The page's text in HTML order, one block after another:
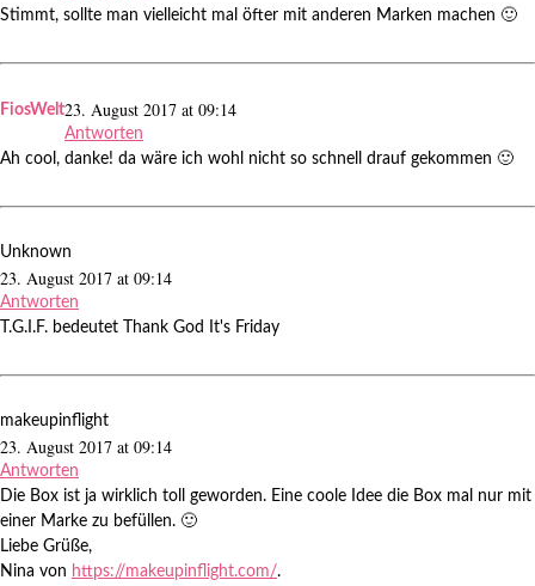
Stimmt, sollte man vielleicht mal öfter mit anderen Marken machen 🙂
FiosWelt23. August 2017 at 09:14
Antworten
Ah cool, danke! da wäre ich wohl nicht so schnell drauf gekommen 🙂
Unknown
23. August 2017 at 09:14
Antworten
T.G.I.F. bedeutet Thank God It's Friday
makeupinflight
23. August 2017 at 09:14
Antworten
Die Box ist ja wirklich toll geworden. Eine coole Idee die Box mal nur mit
einer Marke zu befüllen. 🙂
Liebe Grüße,
Nina von https://makeupinflight.com/.